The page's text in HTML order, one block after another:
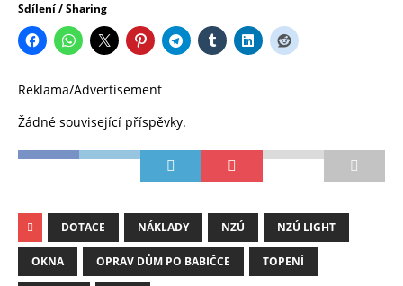
Sdílení / Sharing
Reklama/Advertisement
Žádné související příspěvky.
DOTACE NÁKLADY NZÚ NZÚ LIGHT
OKNA OPRAV DŮM PO BABIČCE TOPENÍ